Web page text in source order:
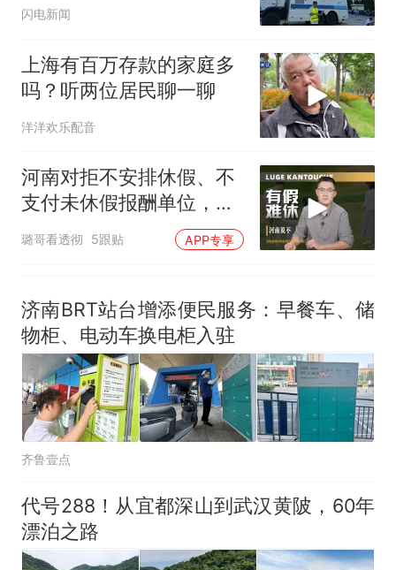
闪电新闻
上海有百万存款的家庭多
吗？听两位居民聊一聊
洋洋欢乐配音
河南对拒不安排休假、不
支付未休假报酬单位，快
速立案、限期整改
璐哥看透彻 5跟贴 APP专享
济南BRT站台增添便民服务：早餐车、储
物柜、电动车换电柜入驻
齐鲁壹点
代号288！从宜都深山到武汉黄陂，60年
漂泊之路